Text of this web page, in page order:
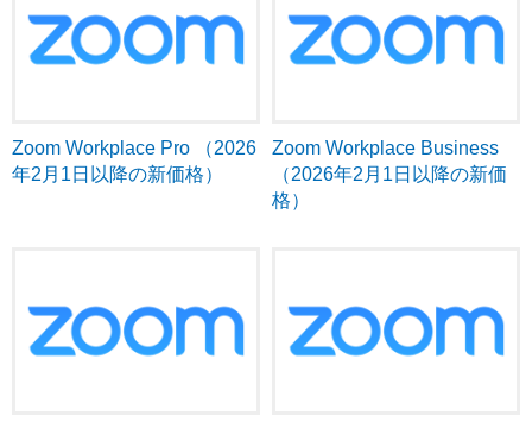
Zoom Workplace Pro （2026
年2月1日以降の新価格）
Zoom Workplace Business
（2026年2月1日以降の新価
格）